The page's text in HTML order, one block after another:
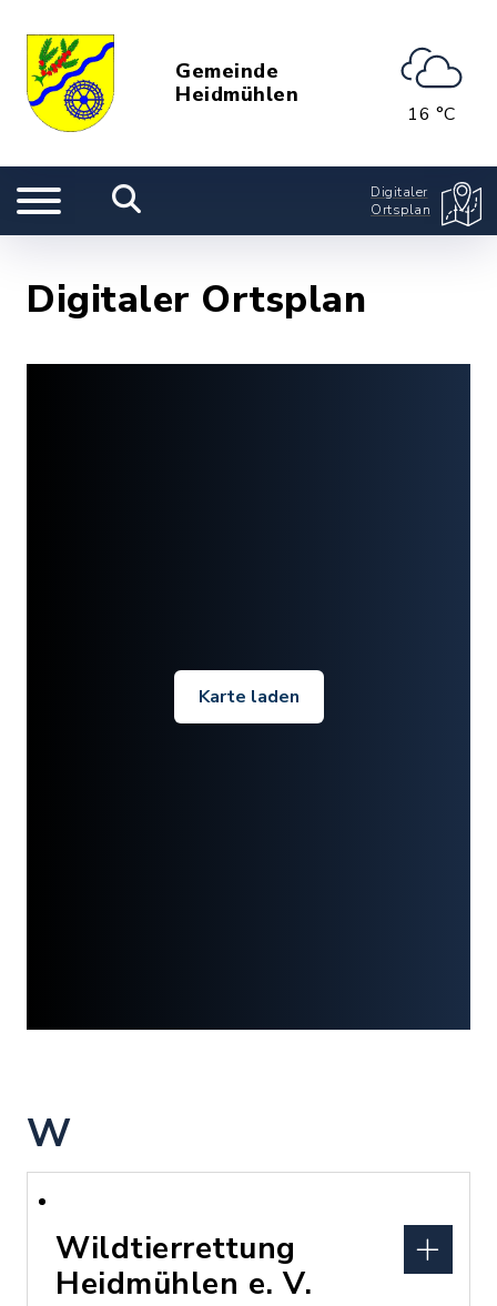
Gemeinde
Heidmühlen
16 °C
Digitaler
Ortsplan
Digitaler Ortsplan
Karte laden
W
Wildtierrettung
Heidmühlen e. V.